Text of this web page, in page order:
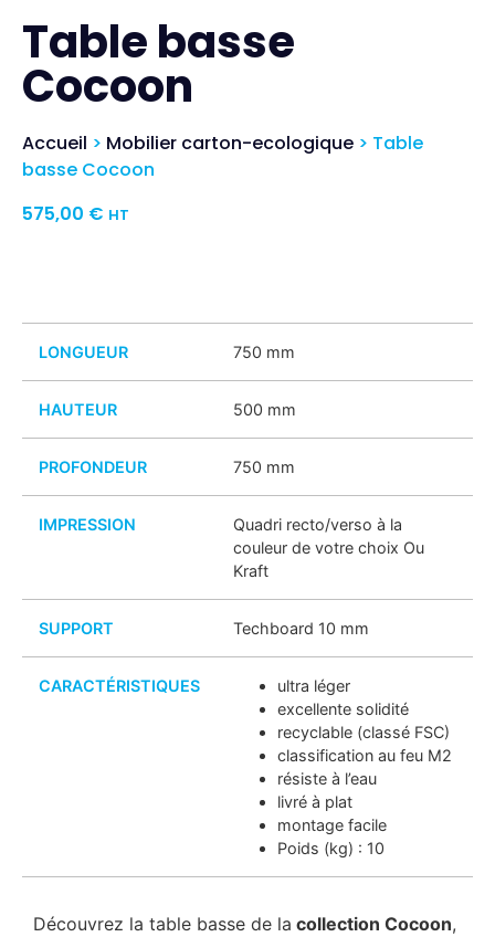
Table basse
Cocoon
Accueil > Mobilier carton-ecologique > Table
basse Cocoon
575,00 € HT
LONGUEUR 750 mm
HAUTEUR 500 mm
PROFONDEUR 750 mm
IMPRESSION
Quadri recto/verso à la
couleur de votre choix Ou
Kraft
SUPPORT Techboard 10 mm
CARACTÉRISTIQUES
ultra léger
excellente solidité
recyclable (classé FSC)
classification au feu M2
résiste à l’eau
livré à plat
montage facile
Poids (kg) : 10
Découvrez la table basse de la collection Cocoon,